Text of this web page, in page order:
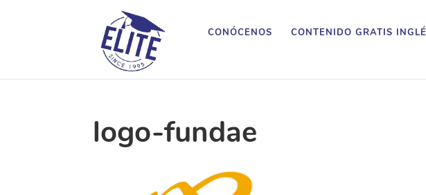
CONÓCENOS CONTENIDO GRATIS
logo-fundae